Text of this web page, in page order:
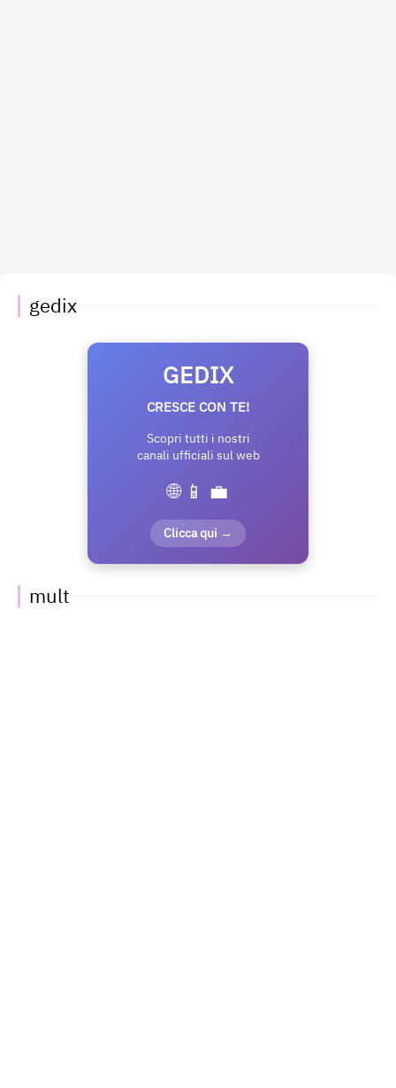
gedix
GEDIX
CRESCE CON TE!
Scopri tutti i nostri
canali ufficiali sul web
🌐 📱 💼
Clicca qui →
mult